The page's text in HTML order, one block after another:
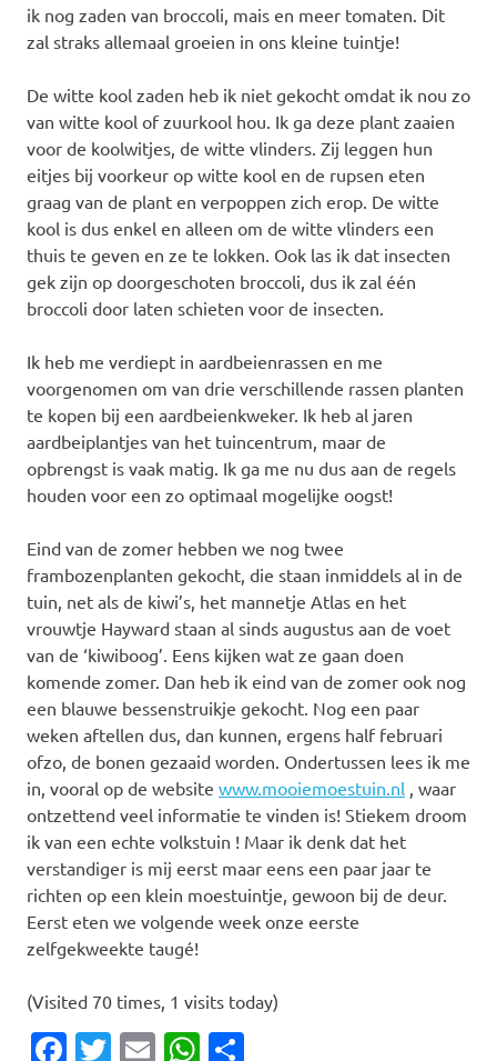
ik nog zaden van broccoli, mais en meer tomaten. Dit
zal straks allemaal groeien in ons kleine tuintje!
De witte kool zaden heb ik niet gekocht omdat ik nou zo
van witte kool of zuurkool hou. Ik ga deze plant zaaien
voor de koolwitjes, de witte vlinders. Zij leggen hun
eitjes bij voorkeur op witte kool en de rupsen eten
graag van de plant en verpoppen zich erop. De witte
kool is dus enkel en alleen om de witte vlinders een
thuis te geven en ze te lokken. Ook las ik dat insecten
gek zijn op doorgeschoten broccoli, dus ik zal één
broccoli door laten schieten voor de insecten.
Ik heb me verdiept in aardbeienrassen en me
voorgenomen om van drie verschillende rassen planten
te kopen bij een aardbeienkweker. Ik heb al jaren
aardbeiplantjes van het tuincentrum, maar de
opbrengst is vaak matig. Ik ga me nu dus aan de regels
houden voor een zo optimaal mogelijke oogst!
Eind van de zomer hebben we nog twee
frambozenplanten gekocht, die staan inmiddels al in de
tuin, net als de kiwi’s, het mannetje Atlas en het
vrouwtje Hayward staan al sinds augustus aan de voet
van de ‘kiwiboog’. Eens kijken wat ze gaan doen
komende zomer. Dan heb ik eind van de zomer ook nog
een blauwe bessenstruikje gekocht. Nog een paar
weken aftellen dus, dan kunnen, ergens half februari
ofzo, de bonen gezaaid worden. Ondertussen lees ik me
in, vooral op de website www.mooiemoestuin.nl , waar
ontzettend veel informatie te vinden is! Stiekem droom
ik van een echte volkstuin ! Maar ik denk dat het
verstandiger is mij eerst maar eens een paar jaar te
richten op een klein moestuintje, gewoon bij de deur.
Eerst eten we volgende week onze eerste
zelfgekweekte taugé!
(Visited 70 times, 1 visits today)
Facebook
Twitter
EmailWhatsApp